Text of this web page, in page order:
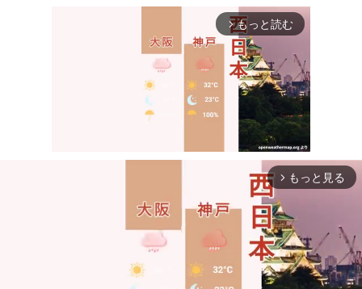
arrow_forward_ios もっと読む
Mute
arrow_forward_ios もっと見る